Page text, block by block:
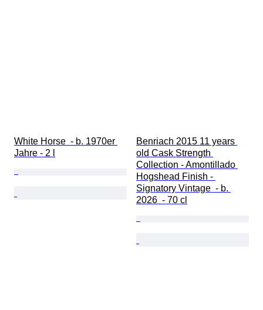
White Horse  - b. 1970er
Jahre - 2 l
Benriach 2015 11 years
old Cask Strength
Collection - Amontillado
Hogshead Finish -
Signatory Vintage  - b.
2026  - 70 cl